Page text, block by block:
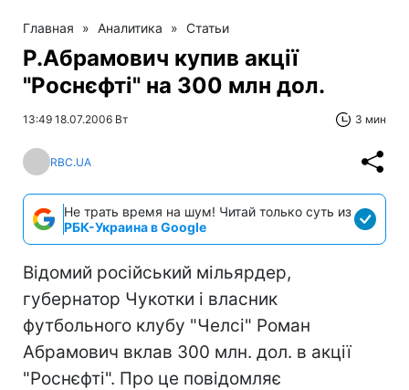
Главная » Аналитика » Статьи
Р.Абрамович купив акції
"Роснєфті" на 300 млн дол.
13:49 18.07.2006 Вт 3 мин
RBC.UA
Не трать время на шум! Читай только суть из
РБК-Украина в Google
Відомий російський мільярдер,
губернатор Чукотки і власник
футбольного клубу "Челсі" Роман
Абрамович вклав 300 млн. дол. в акції
"Роснєфті". Про це повідомляє